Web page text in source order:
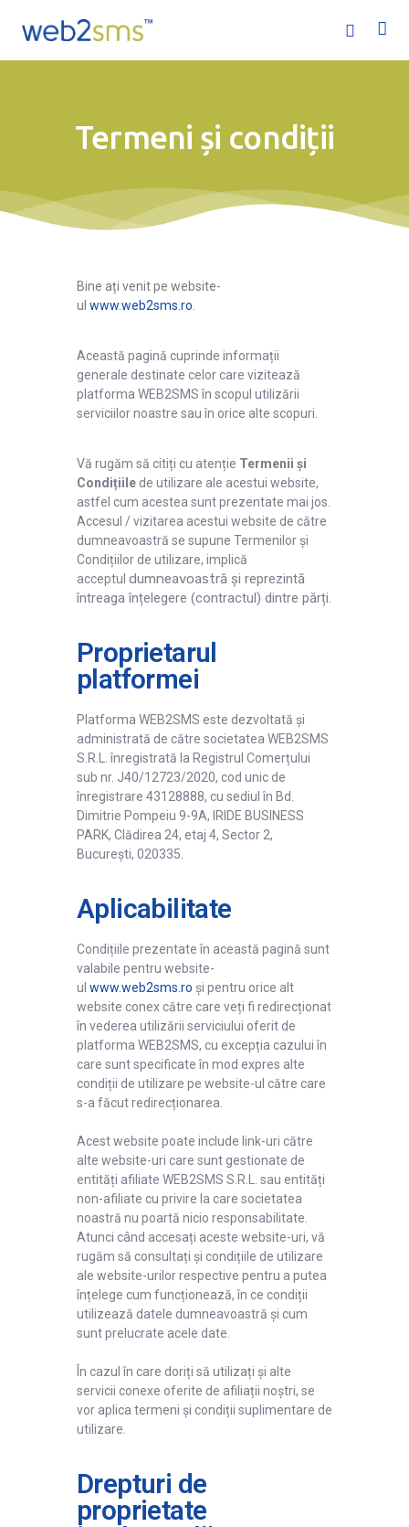
Termeni și condiții
Acasă
Ofertă
Ajutor
Înregistrare
Autentificare
Bine ați venit pe website-
ul www.web2sms.ro
Această pagină cuprinde informații
generale destinate celor care vizitează
platforma WEB2SMS în scopul utilizării
serviciilor noastre sau în orice alte scopuri.
Vă rugăm să citiți cu atenție Termenii și
Condițiile de utilizare ale acestui website,
astfel cum acestea sunt prezentate mai jos.
Accesul / vizitarea acestui website de către
dumneavoastră se supune Termenilor și
Condițiilor de utilizare, implică
acceptul dumneavoastră și reprezintă
întreaga înțelegere (contractul) dintre părți.
Proprietarul
platformei
Platforma WEB2SMS este dezvoltată și
administrată de către societatea WEB2SMS
S.R.L. înregistrată la Registrul Comerțului
sub nr. J40/12723/2020, cod unic de
înregistrare 43128888, cu sediul în Bd.
Dimitrie Pompeiu 9-9A, IRIDE BUSINESS
PARK, Clădirea 24, etaj 4, Sector 2,
București, 020335.
Aplicabilitate
Condițiile prezentate în această pagină sunt
valabile pentru website-
ul www.web2sms.ro și pentru orice alt
website conex către care veți fi redirecționat
în vederea utilizării serviciului oferit de
platforma WEB2SMS, cu excepția cazului în
care sunt specificate în mod expres alte
condiții de utilizare pe website-ul către care
s-a făcut redirecționarea.
Acest website poate include link-uri către
alte website-uri care sunt gestionate de
entități afiliate WEB2SMS S.R.L. sau entități
non-afiliate cu privire la care societatea
noastră nu poartă nicio responsabilitate.
Atunci când accesați aceste website-uri, vă
rugăm să consultați și condițiile de utilizare
ale website-urilor respective pentru a putea
înțelege cum funcționează, în ce condiții
utilizează datele dumneavoastră și cum
sunt prelucrate acele date.
În cazul în care doriți să utilizați și alte
servicii conexe oferite de afiliații noștri, se
vor aplica termeni și condiții suplimentare de
utilizare.
Drepturi de
proprietate